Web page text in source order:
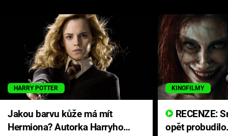
HARRY POTTER
Jakou barvu kůže má mít
Hermiona? Autorka Harryho
KINOFILMY
opět